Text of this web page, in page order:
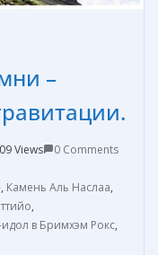
–
Views
0 Comments
, Камень Аль Наслаа,
,
идол в Бримхэм Рокс,